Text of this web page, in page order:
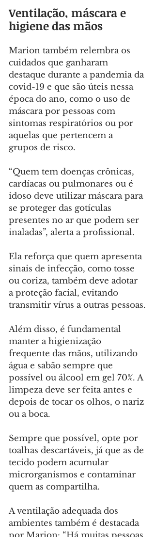
Ventilação, máscara e
higiene das mãos
Marion também relembra os
cuidados que ganharam
destaque durante a pandemia da
covid-19 e que são úteis nessa
época do ano, como o uso de
máscara por pessoas com
sintomas respiratórios ou por
aquelas que pertencem a
grupos de risco.
“Quem tem doenças crônicas,
cardíacas ou pulmonares ou é
idoso deve utilizar máscara para
se proteger das gotículas
presentes no ar que podem ser
inaladas”, alerta a profissional.
Ela reforça que quem apresenta
sinais de infecção, como tosse
ou coriza, também deve adotar
a proteção facial, evitando
transmitir vírus a outras pessoas.
Além disso, é fundamental
manter a higienização
frequente das mãos, utilizando
água e sabão sempre que
possível ou álcool em gel 70%. A
limpeza deve ser feita antes e
depois de tocar os olhos, o nariz
ou a boca.
Sempre que possível, opte por
toalhas descartáveis, já que as de
tecido podem acumular
microrganismos e contaminar
quem as compartilha.
A ventilação adequada dos
ambientes também é destacada